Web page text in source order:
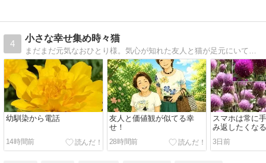
4
小さな幸せ集め時々猫
まだまだ元気なおひとり様。気心が知れた友人と猫が足元にいてビールがあれば幸せ。
幼馴染から電話
14時間前
友人と価値観が似てる幸
せ！
28時間前
スマホは常に
み返したくな
3日前